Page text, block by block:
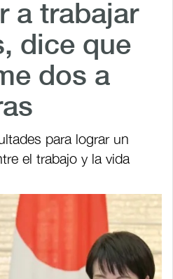
a trabajar
dice que
dos a
para lograr un
el trabajo y la vida